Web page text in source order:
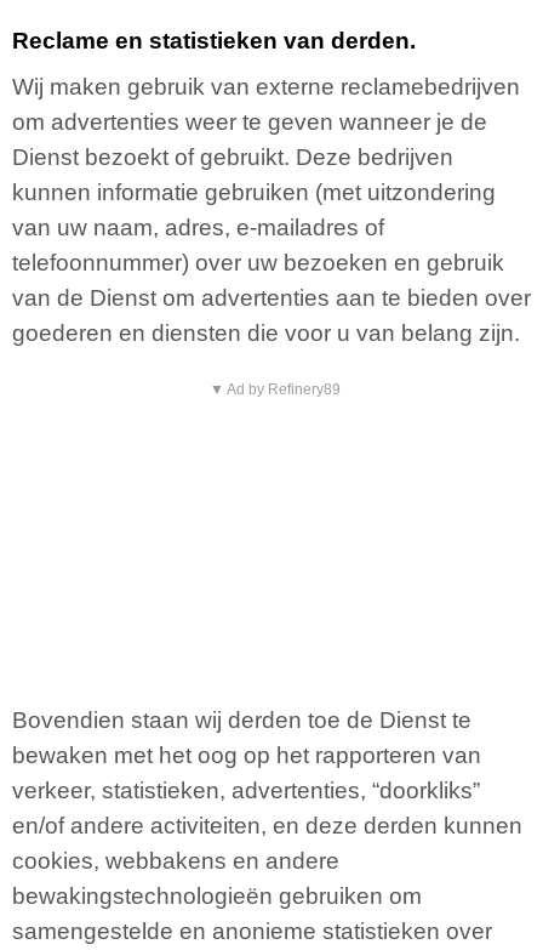
Reclame en statistieken van derden.
Wij maken gebruik van externe reclamebedrijven
om advertenties weer te geven wanneer je de
Dienst bezoekt of gebruikt. Deze bedrijven
kunnen informatie gebruiken (met uitzondering
van uw naam, adres, e-mailadres of
telefoonnummer) over uw bezoeken en gebruik
van de Dienst om advertenties aan te bieden over
goederen en diensten die voor u van belang zijn.
▼ Ad by Refinery89
Bovendien staan wij derden toe de Dienst te
bewaken met het oog op het rapporteren van
verkeer, statistieken, advertenties, “doorkliks”
en/of andere activiteiten, en deze derden kunnen
cookies, webbakens en andere
bewakingstechnologieën gebruiken om
samengestelde en anonieme statistieken over